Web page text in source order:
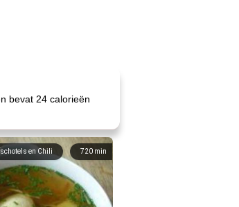
bevat 24 calorieën
720 min
en Chili